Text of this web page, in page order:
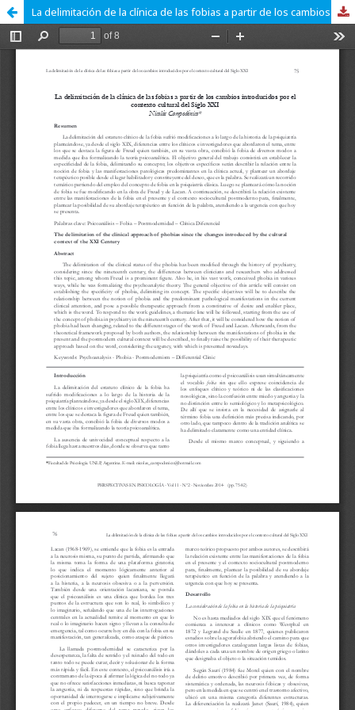
La delimitación de la clínica de las fobias a partir de los cambios introducidos por el contexto cultural del Siglo XXI